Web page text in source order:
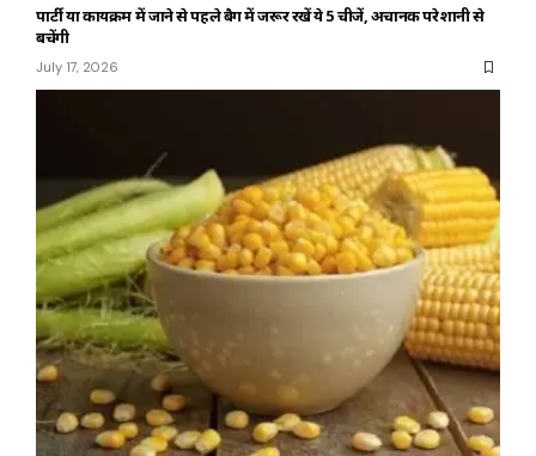
पार्टी या कार्यक्रम में जाने से पहले बैग में जरूर रखें ये 5 चीजें, अचानक परेशानी से
बचेंगी
July 17, 2026